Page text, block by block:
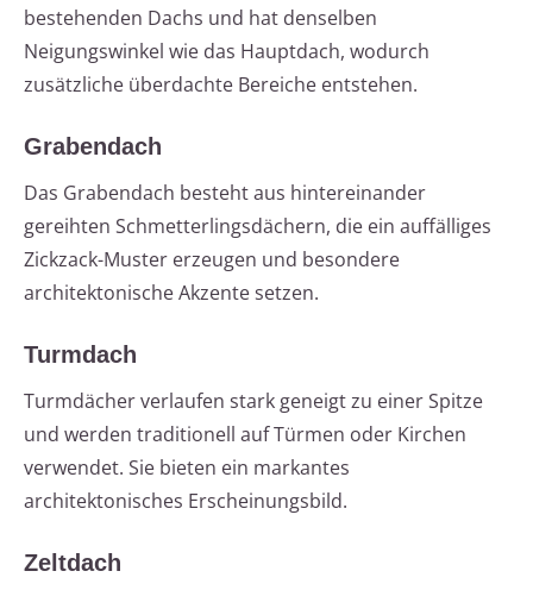
bestehenden Dachs und hat denselben
Neigungswinkel wie das Hauptdach, wodurch
zusätzliche überdachte Bereiche entstehen.
Grabendach
Das Grabendach besteht aus hintereinander
gereihten Schmetterlingsdächern, die ein auffälliges
Zickzack-Muster erzeugen und besondere
architektonische Akzente setzen.
Turmdach
Turmdächer verlaufen stark geneigt zu einer Spitze
und werden traditionell auf Türmen oder Kirchen
verwendet. Sie bieten ein markantes
architektonisches Erscheinungsbild.
Zeltdach